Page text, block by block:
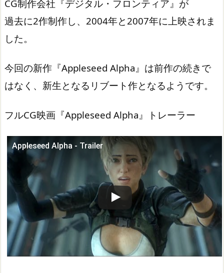
CG制作会社『デジタル・フロンティア』が
過去に2作制作し、2004年と2007年に上映されま
した。
今回の新作『Appleseed Alpha』は前作の続きで
はなく、新生となるリブート作となるようです。
フルCG映画『Appleseed Alpha』トレーラー
Appleseed Alpha - Trailer
この動画を YouTube で視聴